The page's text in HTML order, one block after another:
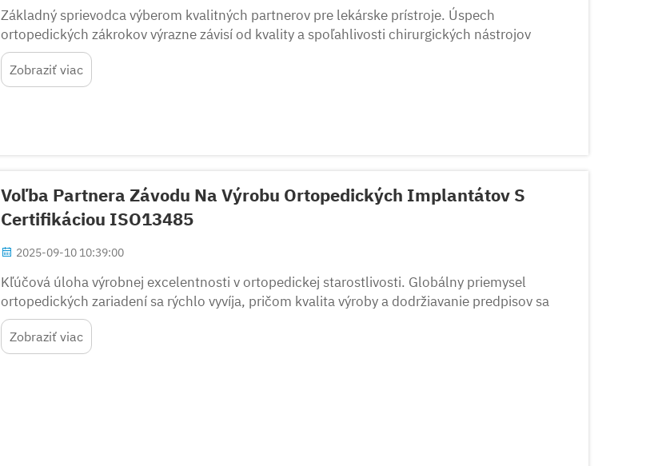
Základný sprievodca výberom kvalitných partnerov pre lekárske prístroje. Úspech
ortopedických zákrokov výrazne závisí od kvality a spoľahlivosti chirurgických nástrojov
používaných v operačnej sále. Výber správneho výrobcu ortopedických nástrojov...
Zobraziť viac
Voľba Partnera Závodu Na Výrobu Ortopedických Implantátov S
Certifikáciou ISO13485
2025-09-10 10:39:00
Kľúčová úloha výrobnej excelentnosti v ortopedickej starostlivosti. Globálny priemysel
ortopedických zariadení sa rýchlo vyvíja, pričom kvalita výroby a dodržiavanie predpisov sa
stávajú čoraz dôležitejšími faktormi pri úspešnom partnerstve...
Zobraziť viac